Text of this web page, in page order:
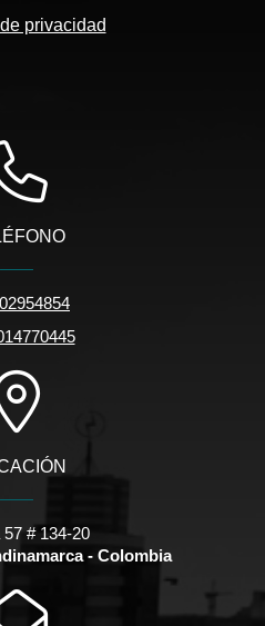
privacidad
# 134-20
- Colombia